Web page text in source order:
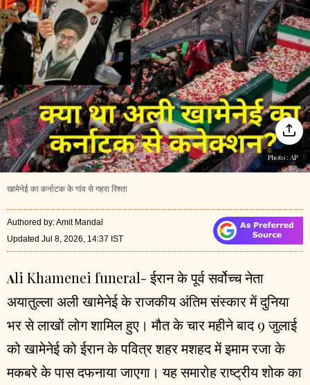
Photo : AP
खामेनेई का कर्नाटक के गांव से गहरा रिश्ता
Authored by:Amit Mandal
Updated Jul 8, 2026, 14:37 IST
Ali Khamenei funeral- ईरान के पूर्व सर्वोच्च नेता
अयातुल्ला अली खामेनेई के राजकीय अंतिम संस्कार में दुनिया
भर से लाखों लोग शामिल हुए। मौत के चार महीने बाद 9 जुलाई
को खामेनेई को ईरान के पवित्र शहर मशहद में इमाम रजा के
मकबरे के पास दफनाया जाएगा। यह समारोह राष्ट्रीय शोक का